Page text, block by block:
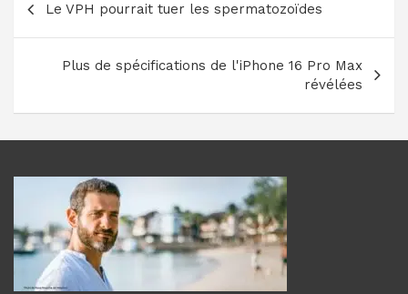
de
l’article
Le VPH pourrait tuer les spermatozoïdes
Plus de spécifications de l'iPhone 16 Pro Max
révélées